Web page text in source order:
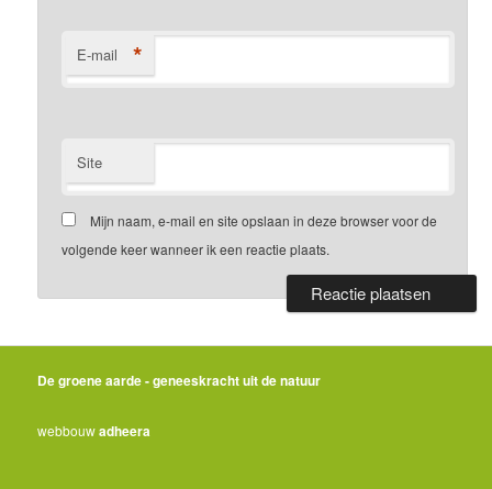
E-mail *
Site
Mijn naam, e-mail en site opslaan in deze browser voor de
volgende keer wanneer ik een reactie plaats.
De groene aarde - geneeskracht uit de natuur
webbouwadheera